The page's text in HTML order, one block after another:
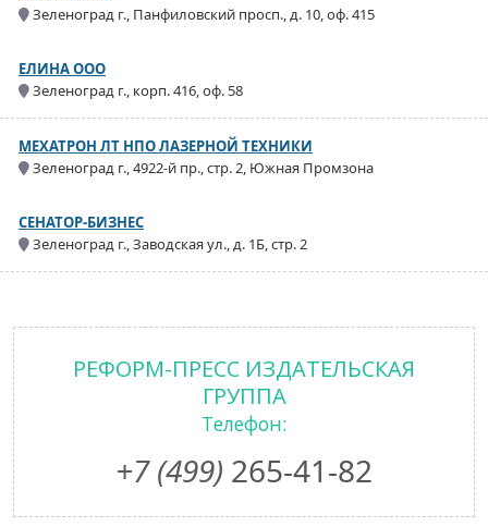
Зеленоград г., Панфиловский просп., д. 10, оф. 415
ЕЛИНА ООО
Зеленоград г., корп. 416, оф. 58
МЕХАТРОН ЛТ НПО ЛАЗЕРНОЙ ТЕХНИКИ
Зеленоград г., 4922-й пр., стр. 2, Южная Промзона
СЕНАТОР-БИЗНЕС
Зеленоград г., Заводская ул., д. 1Б, стр. 2
РЕФОРМ-ПРЕСС ИЗДАТЕЛЬСКАЯ
ГРУППА
Телефон:
+7 (499) 265-41-82